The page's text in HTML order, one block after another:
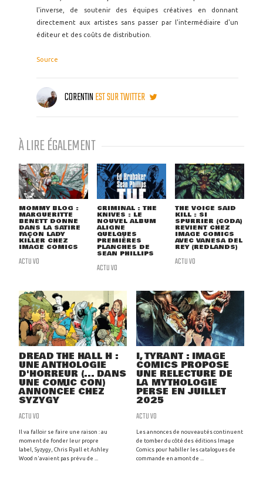
l'inverse, de soutenir des équipes créatives en donnant
directement aux artistes sans passer par l'intermédiaire d'un
éditeur et des coûts de distribution.
Source
CORENTINEST SUR TWITTER
À LIRE ÉGALEMENT
MOMMY BLOG :
MARGUERITTE
BENETT DONNE
DANS LA SATIRE
FAÇON LADY
KILLER CHEZ
IMAGE COMICS
ACTU VO
CRIMINAL : THE
KNIVES : LE
NOUVEL ALBUM
ALIGNE
QUELQUES
PREMIÈRES
PLANCHES DE
SEAN PHILLIPS
ACTU VO
THE VOICE SAID
KILL : SI
SPURRIER (CODA)
REVIENT CHEZ
IMAGE COMICS
AVEC VANESA DEL
REY (REDLANDS)
ACTU VO
DREAD THE HALL H :
UNE ANTHOLOGIE
D'HORREUR (... DANS
UNE COMIC CON)
ANNONCÉE CHEZ
SYZYGY
ACTU VO
Il va falloir se faire une raison : au
moment de fonder leur propre
label, Syzygy, Chris Ryall et Ashley
Wood n'avaient pas prévu de ...
I, TYRANT : IMAGE
COMICS PROPOSE
UNE RELECTURE DE
LA MYTHOLOGIE
PERSE EN JUILLET
2025
ACTU VO
Les annonces de nouveautés continuent
de tomber du côté des éditions Image
Comics pour habiller les catalogues de
commande en amont de ...